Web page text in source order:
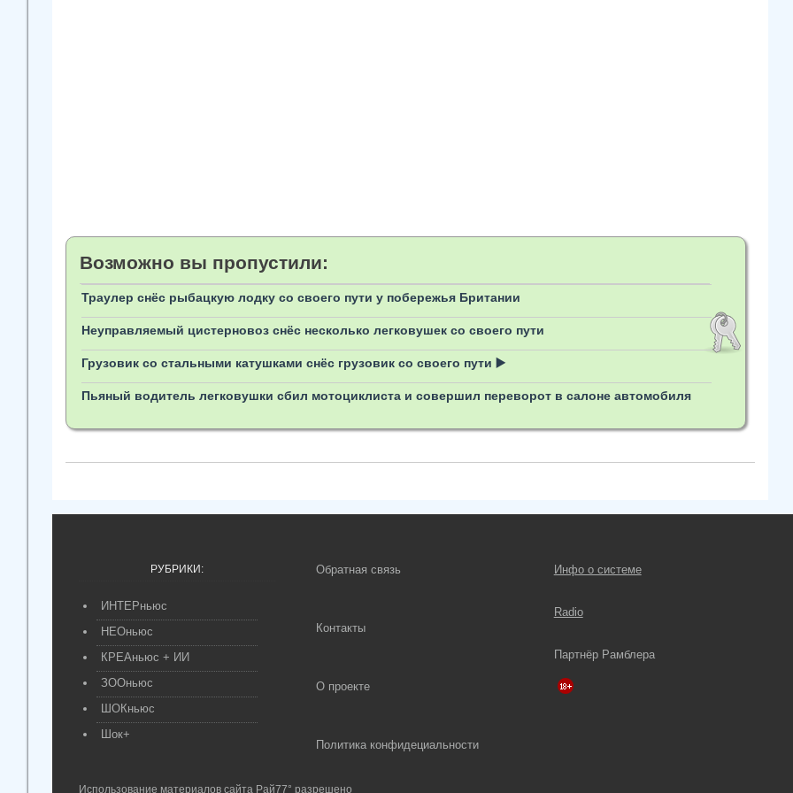
Возможно вы пропустили:
Траулер снёс рыбацкую лодку со своего пути у побережья Британии
Неуправляемый цистерновоз снёс несколько легковушек со своего пути
Грузовик со стальными катушками снёс грузовик со своего пути ▶️
Пьяный водитель легковушки сбил мотоциклиста и совершил переворот в салоне автомобиля
РУБРИКИ:
ИНТЕРньюс
НЕОньюс
КРЕАньюс + ИИ
ЗООньюс
ШОКньюс
Шок+
Обратная связь
Контакты
О проекте
Политика конфидециальности
Инфо о системе
Radio
Партнёр Рамблера
Использование материалов сайта Рай77° разрешено